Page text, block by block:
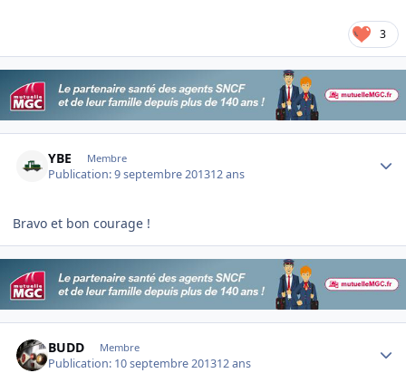
3
YBE Membre
Publication:9 septembre 201312 ans
Bravo et bon courage !
BUDD Membre
Publication: 10 septembre 201312 ans